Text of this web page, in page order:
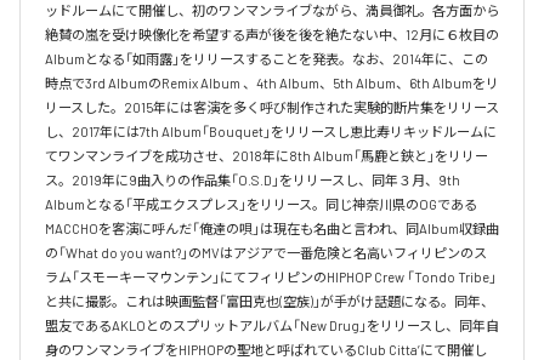
ッドルームにて開催し、初のワンマンライブながら、満員御礼。各方面から
絶賛の嵐を受け映像化を希望する声が後を後を絶たない中、12月に６枚目の
Albumとなる「如雨露」をリリースすることを発表。なお、2014年に、この
時点で3rd AlbumのRemix Album 、4th Album、5th Album、6th Albumをリ
リースした。2015年には客演を多く呼び制作された実験的断片集をリリース
し、2017年には7th Album「Bouquet」をリリースし恵比寿リキッドルームに
てワンマンライブを成功させ、2018年に8th Album「馬鹿と鋏と」をリリー
ス。2019年に9曲入りの作品集「O.S.D」をリリースし、同年３月、9th
Albumとなる「平成エクスプレス」をリリース。同じ神奈川県のOGである
MACCHOを客演に呼んだ「俺達の唄」は現在も名曲と言われ、同Album収録曲
の「What do you want?」のMVはアジアで一番危険と名高いフィリピンのス
ラム「スモーキーマウンテン」にてフィリピンのHIPHOP Crew 「Tondo Tribe」
と共に撮影。これは映画監督「富田克也(空族)」が手がけ話題になる。同年、
盟友であるAKLOとのスプリットアルバム「New Drug」をリリースし、同年自
身のワンマンライブをHIPHOPの聖地と呼ばれているClub Citta’にて開催し